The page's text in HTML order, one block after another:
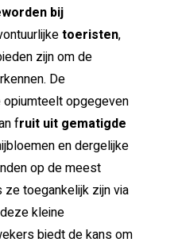
bij
toeristen,
zijn om de
De
opgegeven
fruit uit gematigde
en dergelijke
op de meest
toegankelijk zijn via
kleine
biedt de kans om